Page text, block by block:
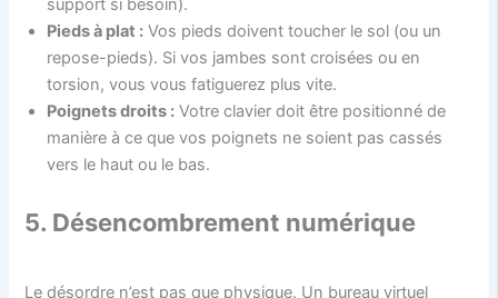
support si besoin).
Pieds à plat : Vos pieds doivent toucher le sol (ou un
repose-pieds). Si vos jambes sont croisées ou en
torsion, vous vous fatiguerez plus vite.
Poignets droits : Votre clavier doit être positionné de
manière à ce que vos poignets ne soient pas cassés
vers le haut ou le bas.
5. Désencombrement numérique
Le désordre n’est pas que physique. Un bureau virtuel